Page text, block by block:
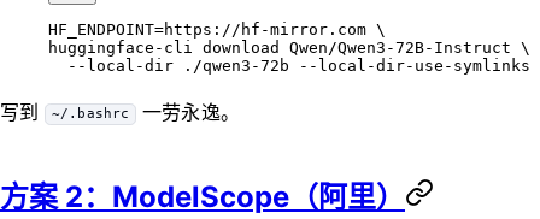
HF_ENDPOINT=https://hf-mirror.com \
huggingface-cli download Qwen/Qwen3-72B-Instruct \
  --local-dir
./qwen3-72b --local-dir-use-symlinks
写到 ~/.bashrc 一劳永逸。
方案 2：ModelScope（阿里）